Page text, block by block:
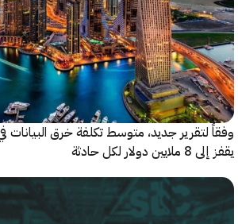
جديد، متوسط تكلفة خرق البيانات في
لكل حادثة